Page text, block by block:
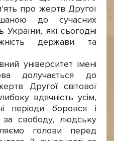
про жертв Другої
до сучасних
України, які сьогодні
держави та
університет імені
долучається до
Другої світової
вдячність усім,
періоди боровся і
свободу, людську
голови перед